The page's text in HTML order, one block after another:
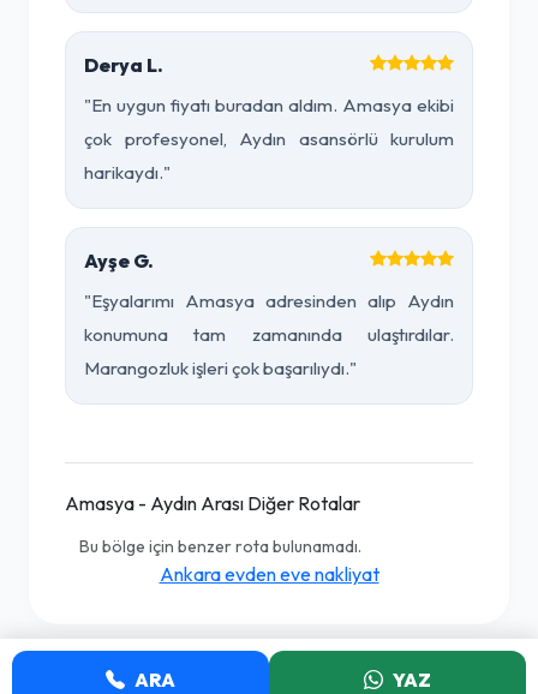
Derya L.
"En uygun fiyatı buradan aldım. Amasya ekibi
çok profesyonel, Aydın asansörlü kurulum
harikaydı."
Ayşe G.
"Eşyalarımı Amasya adresinden alıp Aydın
konumuna tam zamanında ulaştırdılar.
Marangozluk işleri çok başarılıydı."
Amasya - Aydın Arası Diğer Rotalar
Bu bölge için benzer rota bulunamadı.
Ankara evden eve nakliyat
ARA YAZ